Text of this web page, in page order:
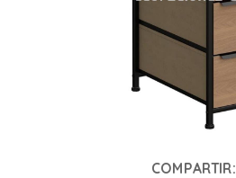
COMPARTIR: